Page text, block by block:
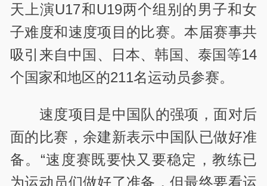
天上演U17和U19两个组别的男子和女
子难度和速度项目的比赛。本届赛事共
吸引来自中国、日本、韩国、泰国等14
个国家和地区的211名运动员参赛。
速度项目是中国队的强项，面对后
面的比赛，余建新表示中国队已做好准
备。“速度赛既要快又要稳定，教练已
为运动员们做好了准备，但最终要看运